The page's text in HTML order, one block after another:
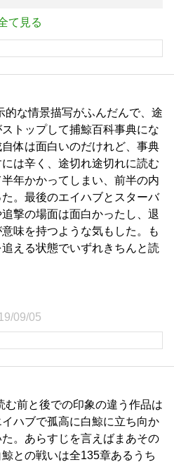
て見る
的な情景描写がふんだんで、途
トップして捕鯨百科事典にな
体は面白いのだけれど、事典
は辛く、途切れ途切れに読む
年かかってしまい、前半の内
。最後のエイハブとスターバ
撃の場面は面白かったし、退
味を持つような気もした。も
える状態でいずれきちんと読
09/05
む前と後での印象の違う作品は
ハブで孤高に白鯨に立ち向か
。あらすじを言えばまあその
との戦いは全135章あるうち